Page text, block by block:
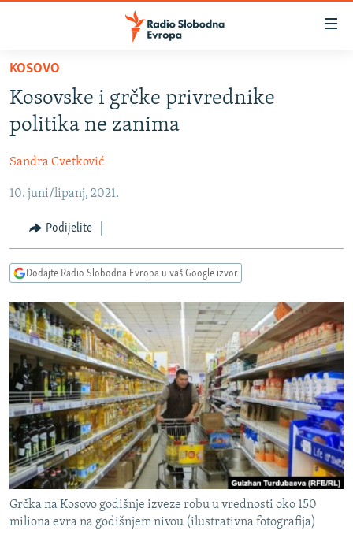
Pređite
glavni
sadržaj
Pređite
na
navigaciju
Pređite
pretragu
BOSNA I HERCEGOVINA
SRBIJA
KOSOVO
CRNA GORA
VIZUELNO
FOTOGALERIJE
INFOGRAFIKE
PODCASTI
RAT U UKRAJINI
KINA NA BALKANU
RSE PRIČE IZ SVIJETA
ISPRIČAJ MI
DNEVNO@RSE
SPECIJALI RSE
VIŠE OD NASLOVA
GENOCID U SREBRENICI
POPLAVE I KLIZIŠTA U BIH 2024.
PRATITE NAS
KOSOVO
Kosovske i grčke privrednike
politika ne zanima
Sandra Cvetković
10. juni/lipanj, 2021.
Podijelite
Dodajte Radio Slobodna Evropa u vaš Google izvor
Grčka na Kosovo godišnje izveze robu u vrednosti oko 150
miliona evra na godišnjem nivou (ilustrativna fotografija)